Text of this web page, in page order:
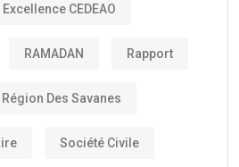
Excellence CEDEAO
RAMADAN Rapport
Région Des Savanes
Société Civile